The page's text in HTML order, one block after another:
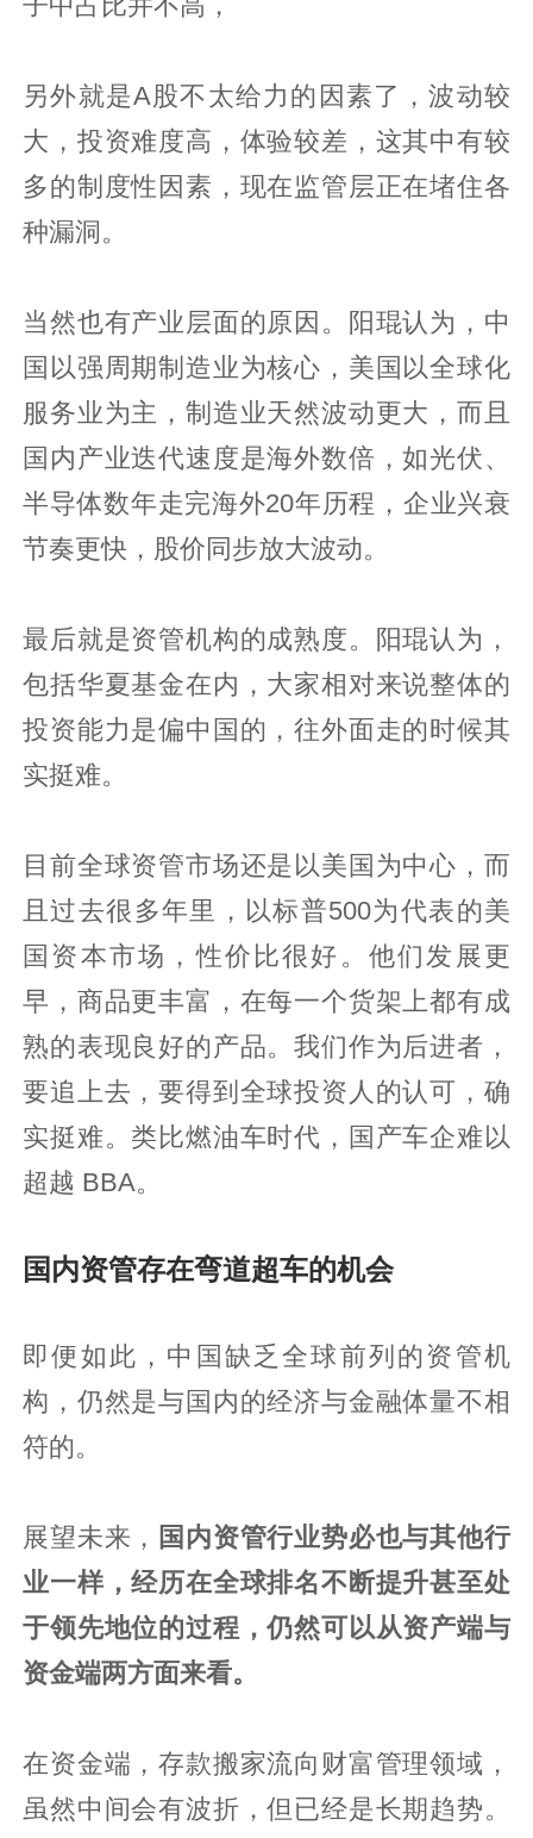
子中占比并不高，
另外就是A股不太给力的因素了，波动较
大，投资难度高，体验较差，这其中有较
多的制度性因素，现在监管层正在堵住各
种漏洞。
当然也有产业层面的原因。阳琨认为，中
国以强周期制造业为核心，美国以全球化
服务业为主，制造业天然波动更大，而且
国内产业迭代速度是海外数倍，如光伏、
半导体数年走完海外20年历程，企业兴衰
节奏更快，股价同步放大波动。
最后就是资管机构的成熟度。阳琨认为，
包括华夏基金在内，大家相对来说整体的
投资能力是偏中国的，往外面走的时候其
实挺难。
目前全球资管市场还是以美国为中心，而
且过去很多年里，以标普500为代表的美
国资本市场，性价比很好。他们发展更
早，商品更丰富，在每一个货架上都有成
熟的表现良好的产品。我们作为后进者，
要追上去，要得到全球投资人的认可，确
实挺难。类比燃油车时代，国产车企难以
超越 BBA。
国内资管存在弯道超车的机会
即便如此，中国缺乏全球前列的资管机
构，仍然是与国内的经济与金融体量不相
符的。
展望未来， 国内资管行业势必也与其他行
业一样，经历在全球排名不断提升甚至处
于领先地位的过程，仍然可以从资产端与
资金端两方面来看。
在资金端，存款搬家流向财富管理领域，
虽然中间会有波折，但已经是长期趋势。